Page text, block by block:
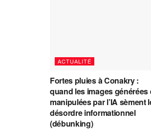
ACTUALITÉ
Fortes pluies à Conakry :
quand les images générées
manipulées par l’IA sèment
désordre informationnel
(débunking)